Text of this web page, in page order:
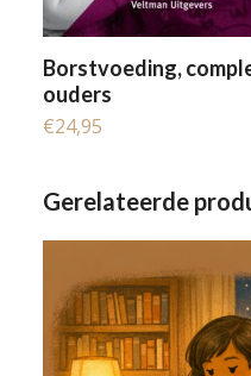
Borstvoeding,
ouders
€24,95
Gerelateerde